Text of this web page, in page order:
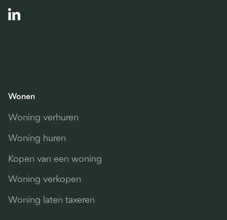
Wonen
Woning verhuren
Woning huren
Kopen van een woning
Woning verkopen
Woning laten taxeren